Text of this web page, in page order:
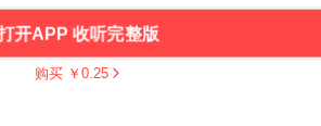
开APP 收听完整版
购买 ￥ 0.25